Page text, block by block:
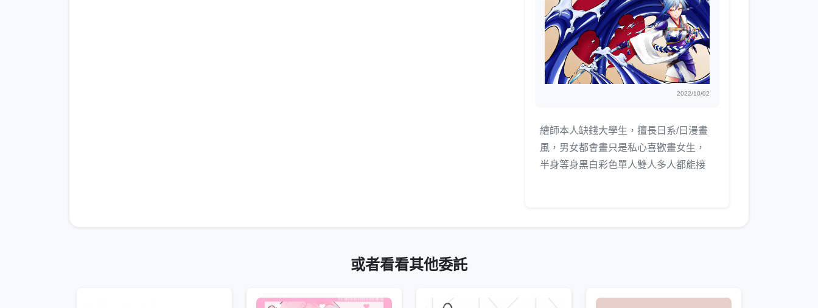
2022/10/02
繪師本人缺錢大學生，擅長日系/日漫畫
風，男女都會畫只是私心喜歡畫女生，
半身等身黑白彩色單人雙人多人都能接
或者看看其他委託